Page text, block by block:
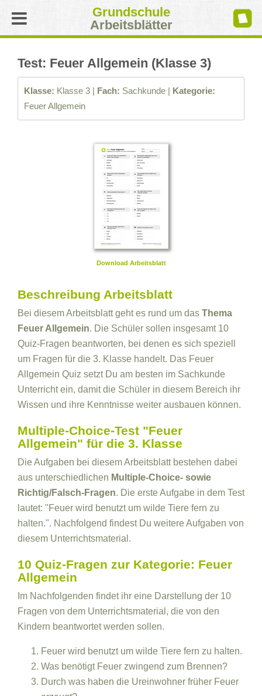
Grundschule
Arbeitsblätter
Test: Feuer Allgemein (Klasse 3)
Klasse: Klasse 3 | Fach: Sachkunde | Kategorie:
Feuer Allgemein
Download Arbeitsblatt
Beschreibung Arbeitsblatt
Bei diesem Arbeitsblatt geht es rund um das Thema
Feuer Allgemein. Die Schüler sollen insgesamt 10
Quiz-Fragen beantworten, bei denen es sich speziell
um Fragen für die 3. Klasse handelt. Das Feuer
Allgemein Quiz setzt Du am besten im Sachkunde
Unterricht ein, damit die Schüler in diesem Bereich ihr
Wissen und ihre Kenntnisse weiter ausbauen können.
Multiple-Choice-Test "Feuer
Allgemein" für die 3. Klasse
Die Aufgaben bei diesem Arbeitsblatt bestehen dabei
aus unterschiedlichen Multiple-Choice- sowie
Richtig/Falsch-Fragen. Die erste Aufgabe in dem Test
lautet: "Feuer wird benutzt um wilde Tiere fern zu
halten.". Nachfolgend findest Du weitere Aufgaben von
diesem Unterrichtsmaterial.
10 Quiz-Fragen zur Kategorie: Feuer
Allgemein
Im Nachfolgenden findet ihr eine Darstellung der 10
Fragen von dem Unterrichtsmaterial, die von den
Kindern beantwortet werden sollen.
Feuer wird benutzt um wilde Tiere fern zu halten.
Was benötigt Feuer zwingend zum Brennen?
Durch was haben die Ureinwohner früher Feuer